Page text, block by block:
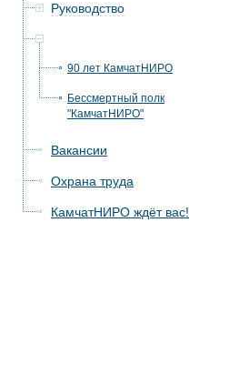
Руководство
90 лет КамчатНИРО
Бессмертный полк
"КамчатНИРО"
Вакансии
Охрана труда
КамчатНИРО ждёт вас!